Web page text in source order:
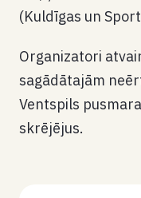
(Kuldīgas un
Organizatori
sagādātajām
Ventspils
skrējējus.